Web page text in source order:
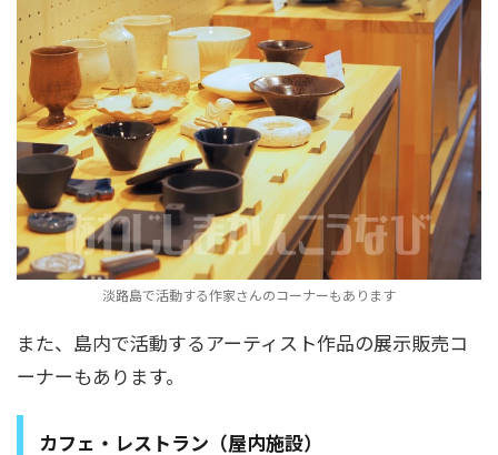
淡路島で活動する作家さんのコーナーもあります
また、島内で活動するアーティスト作品の展示販売コ
ーナーもあります。
カフェ・レストラン（屋内施設）